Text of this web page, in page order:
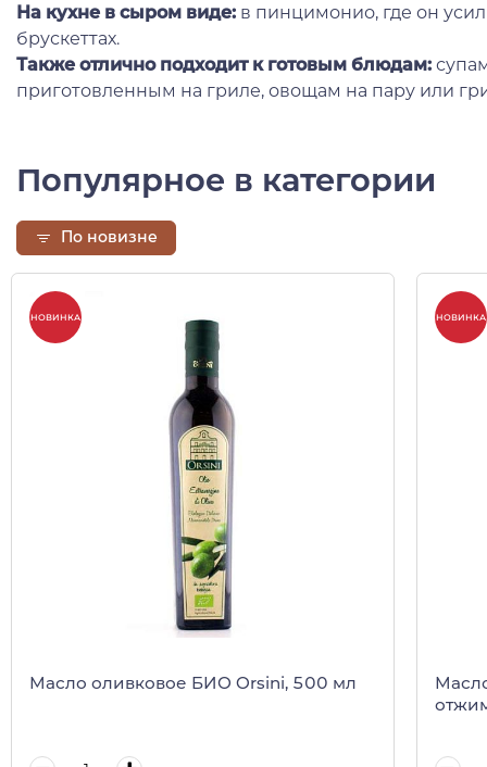
На кухне в сыром виде: в пинцимонио, где он
брускеттах.
Также отлично подходит к готовым блюдам:
приготовленным на гриле, овощам на пару или
Популярное в категории
По новизне
НОВИНКА
Масло оливковое БИО Orsini, 500 мл
НОВИНКА